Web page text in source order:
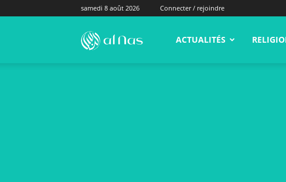
samedi 8 août 2026 Connecter / rejoindre
alNas.fr ACTUALITÉS